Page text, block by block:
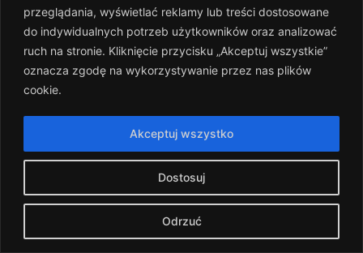
przeglądania, wyświetlać reklamy lub treści dostosowane
do indywidualnych potrzeb użytkowników oraz analizować
ruch na stronie. Kliknięcie przycisku „Akceptuj wszystkie”
oznacza zgodę na wykorzystywanie przez nas plików
cookie.
Dostosuj
Odrzuć
Akceptuj wszystko
2024-03-09
10-4
Boisko A
WKS Wczorajsi vs Ciężki Szok